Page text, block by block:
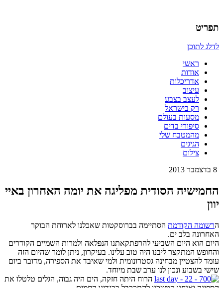
כמו אויר לנשימה – בלוג של
אדריכלית
תפריט
לדלג לתוכן
ראשי
אודות
אדריכלות
עיצוב
לעצב בצבע
רק בישראל
מסעות בעולם
סיפורי בדים
מהמטבח שלי
הגיגים
צילום
החמישיה הסודית מפליגה את יומה האחרון באיי
יוון
רשומה הקודמתהסתיימה בברוסקטות שאכלנו לארוחת הבוקר
האחרונה בלב ים.
היום הוא היום השביעי להרפתקאתנו הנפלאה ולמרות השמיים הקודרים
והחופש המתקצר ליבנו היה טוב עלינו. בעיקרון, ניתן לומר שהיום הזה
עומד להצטיין מבחינה גסטרונומית ולמי שאיבד את הספירה, מדובר ביום
שישי בשבוע ונכון לנו ערב שבת מיוחד.
הרוח היתה חזקה, הים היה גבוה, הגלים טלטלו את